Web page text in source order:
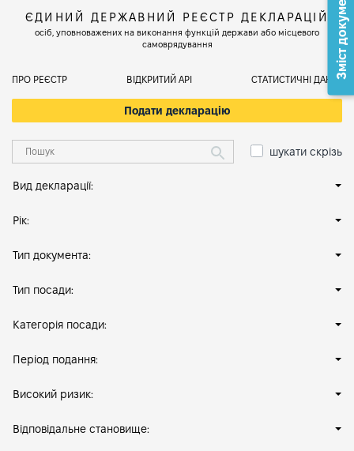
ЄДИНИЙ ДЕРЖАВНИЙ РЕЄСТР ДЕКЛАРАЦІЙ
осіб, уповноважених на виконання функцій держави або місцевого
самоврядування
ПРО РЕЄСТР ВІДКРИТИЙ АРІ СТАТИСТИЧНІ ДАНІ
Подати декларацію
шукати скрізь
Вид декларації:
Рік:
Тип документа:
Тип посади:
Категорія посади:
Період подання:
Високий ризик:
Відповідальне становище:
Зміст документа